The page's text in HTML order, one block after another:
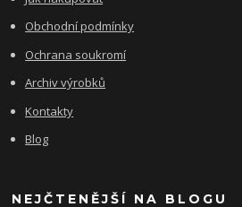
Obchodní podmínky
Ochrana soukromí
Archiv výrobků
Kontakty
Blog
NEJČTENĚJŠÍ NA BLOGU